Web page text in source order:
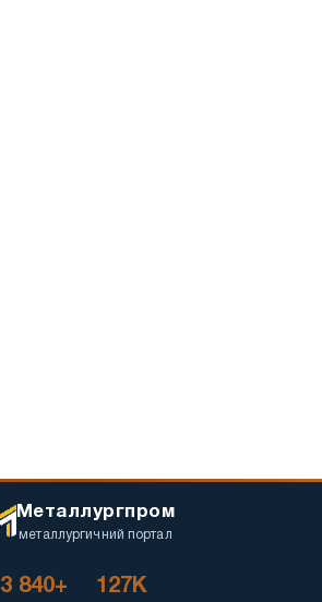
Металлургпром
металлургичний портал
3 840+ 127K